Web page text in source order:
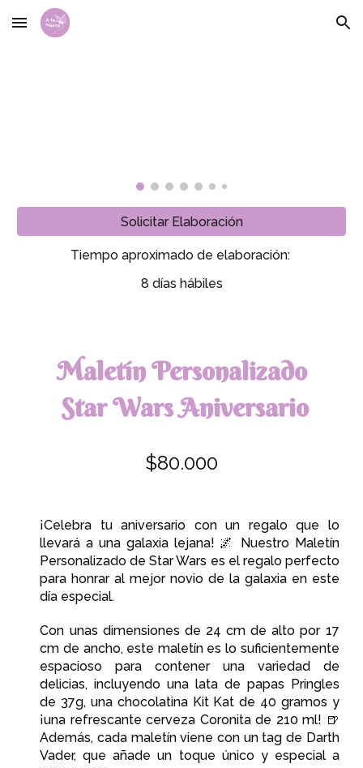
Skip to main content Skip to navigation
Solicitar Elaboración
Tiempo aproximado de elaboración:
8 días hábiles
Maletín Personalizado
Star WarsAniversario
$80.000
¡Celebra tu aniversario con un regalo que lo
llevará a una galaxia lejana! 🌌 Nuestro Maletín
Personalizado de Star Wars es el regalo perfecto
para honrar al mejor novio de la galaxia en este
día especial.
Con unas dimensiones de 24 cm de alto por 17
cm de ancho, este maletín es lo suficientemente
espacioso para contener una variedad de
delicias, incluyendo una lata de papas Pringles
de 37g, una chocolatina Kit Kat de 40 gramos y
¡una refrescante cerveza Coronita de 210 ml! 🍺
Además, cada maletín viene con un tag de Darth
Vader, que añade un toque único y especial a